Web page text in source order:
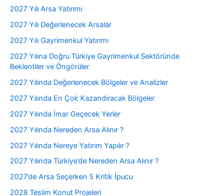
2027 Yılı Arsa Yatırımı
2027 Yılı Değerlenecek Arsalar
2027 Yılı Gayrimenkul Yatırımı
2027 Yılına Doğru Türkiye Gayrimenkul Sektöründe
Beklentiler ve Öngörüler
2027 Yılında Değerlenecek Bölgeler ve Analizler
2027 Yılında En Çok Kazandıracak Bölgeler
2027 Yılında İmar Geçecek Yerler
2027 Yılında Nereden Arsa Alınır ?
2027 Yılında Nereye Yatırım Yapılır ?
2027 Yılında Türkiye’de Nereden Arsa Alınır ?
2027’de Arsa Seçerken 5 Kritik İpucu
2028 Teslim Konut Projeleri